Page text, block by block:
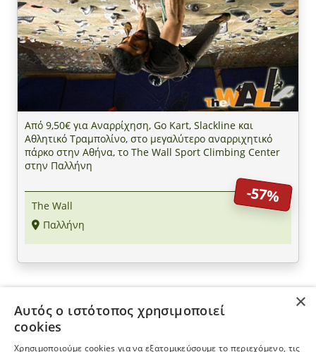
Από 9,50€ για Αναρρίχηση, Go Kart, Slackline και
Αθλητικό Τραμπολίνο, στο μεγαλύτερο αναρριχητικό
πάρκο στην Αθήνα, το The Wall Sport Climbing Center
στην Παλλήνη
-57%
The Wall
Παλλήνη
ΠΛΗΡΟΦΟΡΙΕΣ
×
Αυτός ο ιστότοπος χρησιμοποιεί
cookies
Χρησιμοποιούμε cookies για να εξατομικεύσουμε το περιεχόμενο, τις